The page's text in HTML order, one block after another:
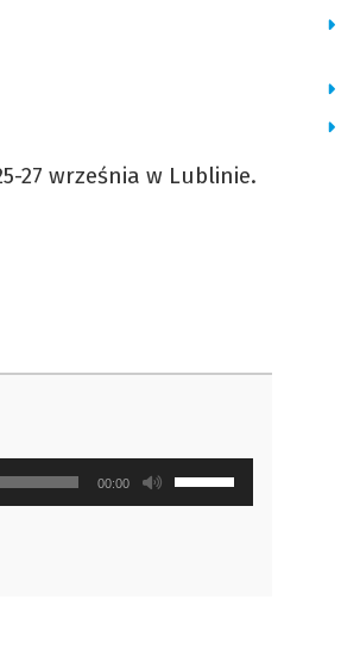
27 września w Lublinie.
00:00
strzałek